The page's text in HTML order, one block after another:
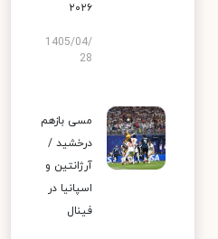
۲۰۲۶
1405/04/
28
مسی بازهم
درخشید /
آرژانتین و
اسپانیا در
فینال